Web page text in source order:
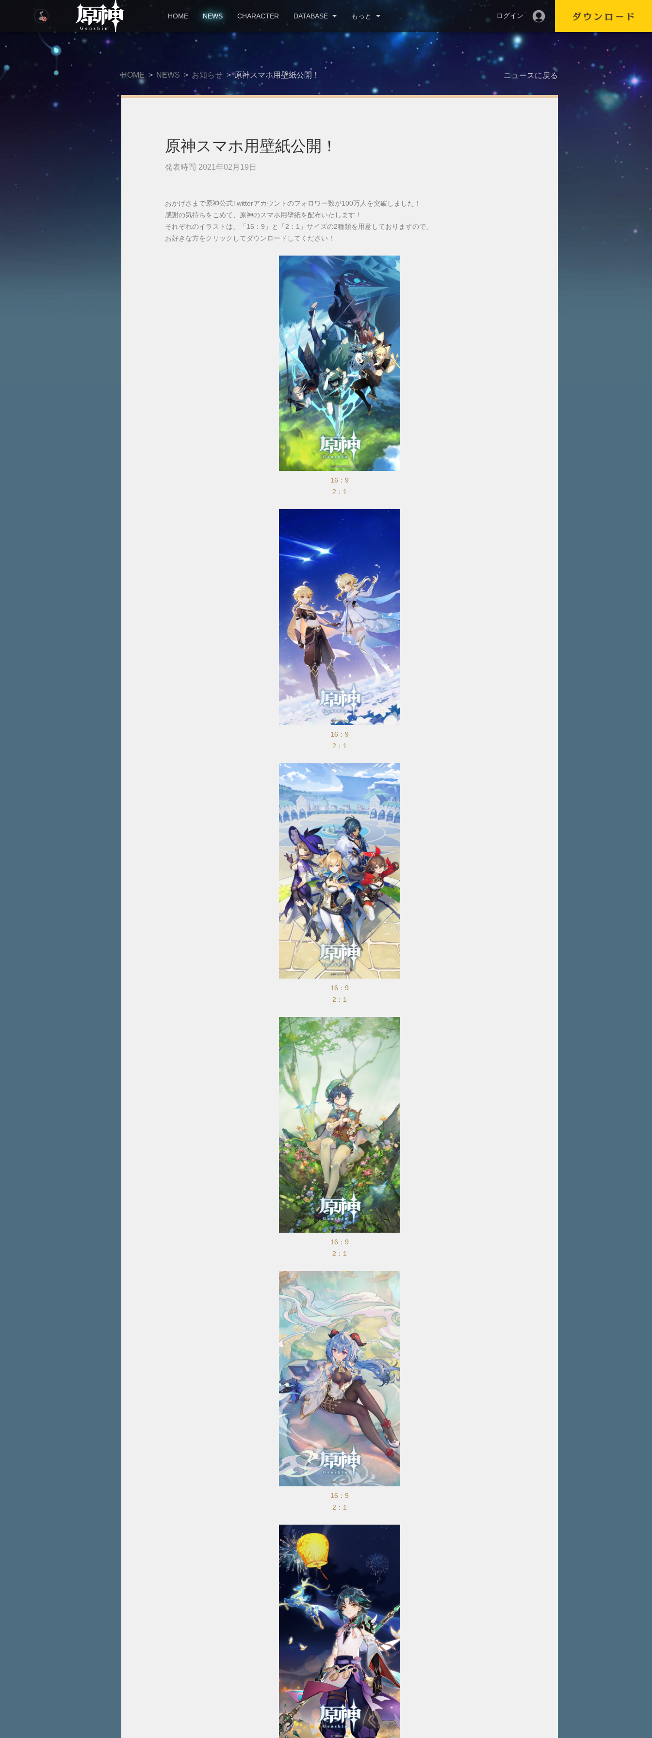
HOME NEWS CHARACTER DATABASE もっと ログイン
HOME > NEWS > お知らせ > 原神スマホ用壁紙公開！ ニュースに戻る
原神スマホ用壁紙公開！
発表時間 2021年02月19日
おかげさまで原神公式Twitterアカウントのフォロワー数が100万人を突破しました！
感謝の気持ちをこめて、原神のスマホ用壁紙を配布いたします！
それぞれのイラストは、「16：9」と「2：1」サイズの2種類を用意しておりますので、
お好きな方をクリックしてダウンロードしてください！
16：9
2：1
16：9
2：1
16：9
2：1
16：9
2：1
16：9
2：1